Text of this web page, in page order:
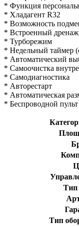
* Функция
* Хладагент R32
* Возможность
* Встроенный
* Турборежим
* Недельный таймер
* Автоматический
* Самоочистка
* Самодиагностика
* Авторестарт
* Автоматическая
* Беспроводной
Тип
Тип